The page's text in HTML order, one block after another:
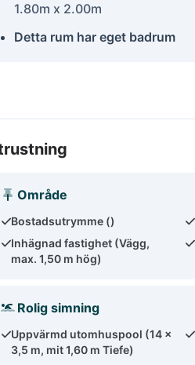
1.80m x 2.00m
Detta rum har eget badrum
Område
Bostadsutrymme ()
Inhägnad fastighet (Vägg,
max. 1,50 m hög)
Rolig simning
Uppvärmd utomhuspool (14 x
3,5 m, mit 1,60 m Tiefe)